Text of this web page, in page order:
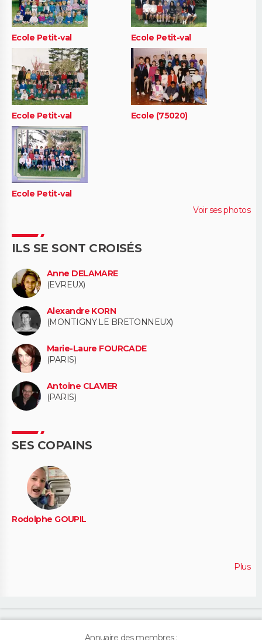
Ecole Petit-val Ecole Petit-val
Ecole Petit-val Ecole (75020)
Ecole Petit-val
Voir ses photos
ILS SE SONT CROISÉS
Anne DELAMARE
(EVREUX)
Alexandre KORN
(MONTIGNY LE BRETONNEUX)
Marie-Laure FOURCADE
(PARIS)
Antoine CLAVIER
(PARIS)
SES COPAINS
Rodolphe GOUPIL
Plus
Annuaire des membres :